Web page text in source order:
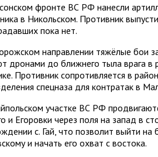
фронте ВС РФ нанесли
в Никольском. Противник
пока нет.
направлении тяжёлые бои
дронами до ближнего тыла врага в
Противник сопротивляется в
спецназа для контратак в
участке ВС РФ
и Егоровки через поля на запад в
с. Гай, что позволит выйти на
и начать его охват с востока.